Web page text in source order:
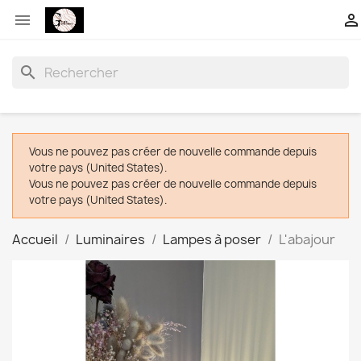
 
search
Vous ne pouvez pas créer de nouvelle commande depuis
votre pays (United States).
Vous ne pouvez pas créer de nouvelle commande depuis
votre pays (United States).
Accueil Luminaires Lampes à poser L'abajour